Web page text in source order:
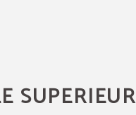
SUPERIEUR